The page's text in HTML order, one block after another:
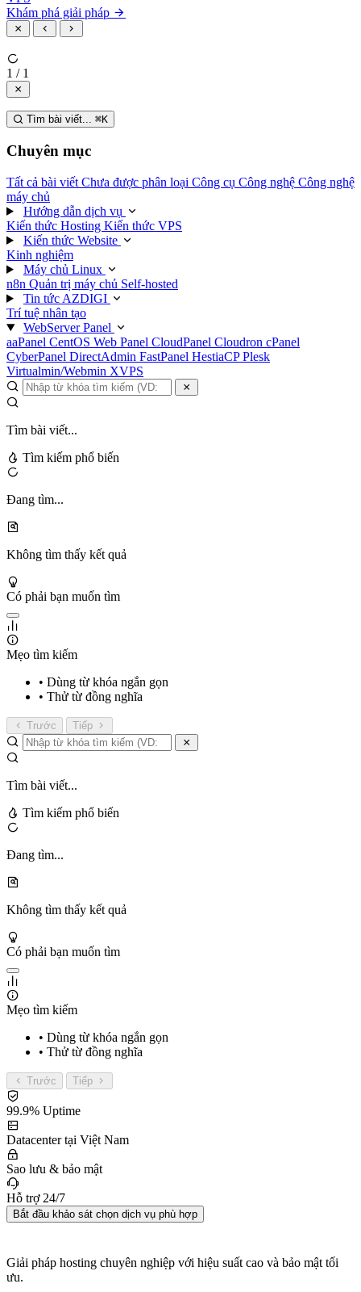
Khám phá giải pháp
1 / 1
Tìm bài viết... ⌘K
Chuyên mục
Tất cả bài viết Chưa được phân loại Công cụ Công nghệ Công nghệ
máy chủ
Hướng dẫn dịch vụ
Kiến thức Hosting Kiến thức VPS
Kiến thức Website
Kinh nghiệm
Máy chủ Linux
n8n Quản trị máy chủ Self-hosted
Tin tức AZDIGI
Trí tuệ nhân tạo
WebServer Panel
aaPanel CentOS Web Panel CloudPanel Cloudron cPanel
CyberPanel DirectAdmin FastPanel HestiaCPPlesk
Virtualmin/Webmin XVPS
Tìm bài viết...
Tìm kiếm phổ biến
Đang tìm...
Không tìm thấy kết quả
Có phải bạn muốn tìm
Mẹo tìm kiếm
• Dùng từ khóa ngắn gọn
• Thử từ đồng nghĩa
Trước Tiếp
Tìm bài viết...
Tìm kiếm phổ biến
Đang tìm...
Không tìm thấy kết quả
Có phải bạn muốn tìm
Mẹo tìm kiếm
• Dùng từ khóa ngắn gọn
• Thử từ đồng nghĩa
Trước Tiếp
99.9% Uptime
Datacenter tại Việt Nam
Sao lưu & bảo mật
Hỗ trợ 24/7
Bắt đầu khảo sát chọn dịch vụ phù hợp
Giải pháp hosting chuyên nghiệp với hiệu suất cao và bảo mật tối
ưu.